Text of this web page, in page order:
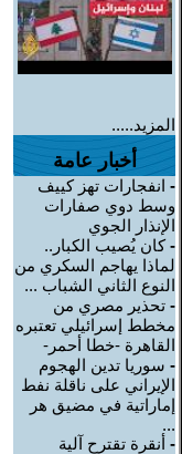
المزيد.....
أخبار عامة
- انفجارات تهز كييف
وسط دوي صفارات
الإنذار الجوي
-كان يُصيب الكبار..
لماذا يهاجم السكري من
النوع الثاني الشباب ...
- تحذير مصري من
مخطط إسرائيلي تعتبره
القاهرة -خطا أحمر-
- سوريا تدين الهجوم
الإيراني على ناقلة نفط
إماراتية في مضيق هر
...
- أنقرة تقترح آلية